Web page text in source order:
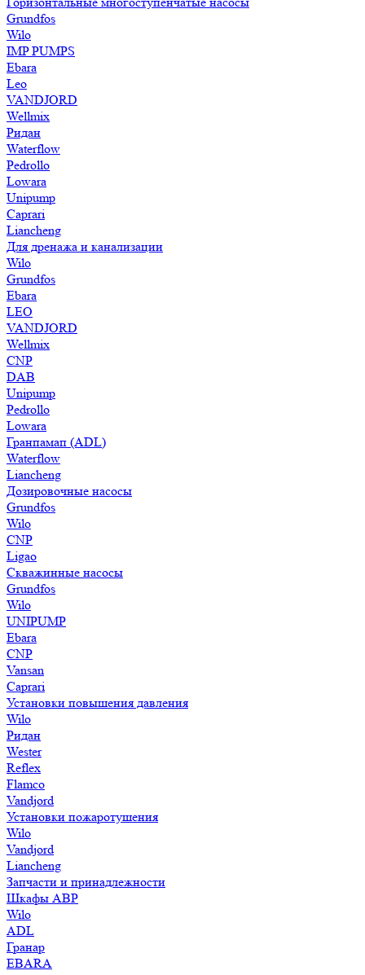
Grundfos
Wilo
IMP PUMPS
Ebara
Leo
VANDJORD
Wellmix
Ридан
Waterflow
Pedrollo
Lowara
Unipump
Caprari
Liancheng
Для дренажа и канализации
Wilo
Grundfos
Ebara
LEO
VANDJORD
Wellmix
CNP
DAB
Unipump
Pedrollo
Lowara
Гранпамап (ADL)
Waterflow
Liancheng
Дозировочные насосы
Grundfos
Wilo
CNP
Ligao
Скважинные насосы
Grundfos
Wilo
UNIPUMP
Ebara
CNP
Vansan
Caprari
Установки повышения давления
Wilo
Ридан
Wester
Reflex
Flamco
Vandjord
Установки пожаротушения
Wilo
Vandjord
Liancheng
Запчасти и принадлежности
Шкафы АВР
Wilo
ADL
Гранар
EBARA